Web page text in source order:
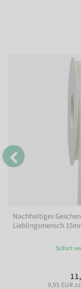
Nachhaltiges
Lieblingsmensch
Sofort
9,95 EUR